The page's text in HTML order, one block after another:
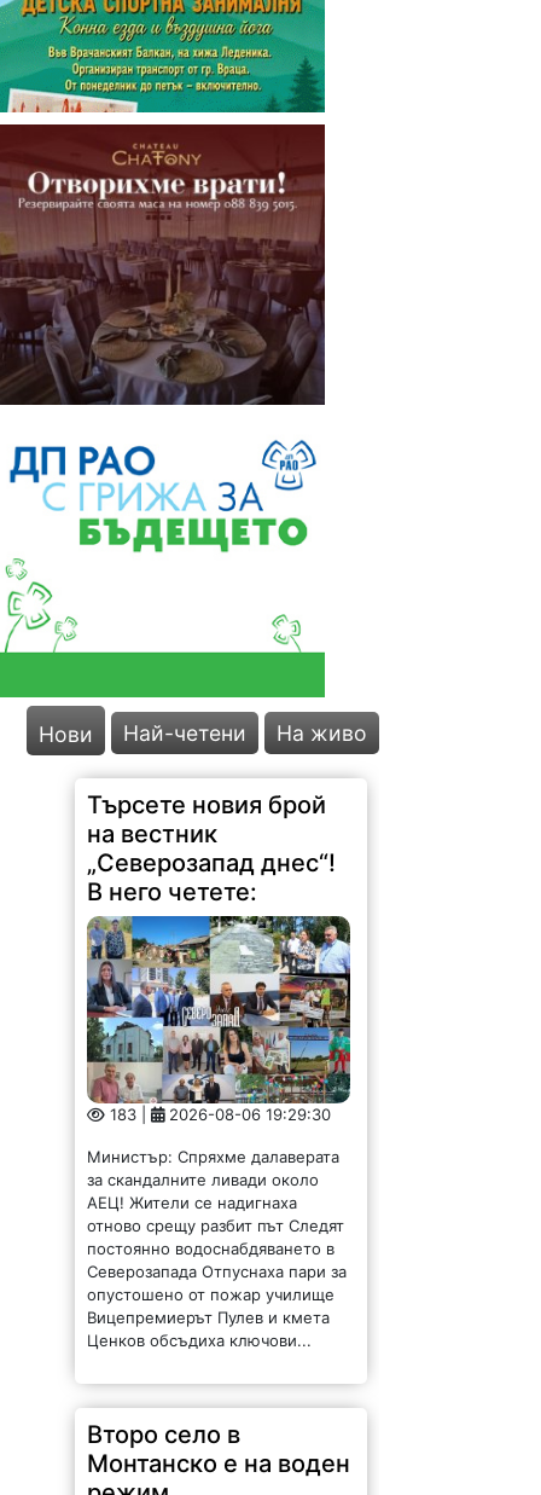
Нови Най-четени На живо
Търсете новия брой
183 | 2026-08-06 19:29:30
Министър: Спряхме далаверата
за скандалните ливади около
АЕЦ! Жители се надигнаха
отново срещу разбит път Следят
постоянно водоснабдяването в
Северозапада Отпуснаха пари за
опустошено от пожар училище
Вицепремиерът Пулев и кмета
Ценков обсъдиха ключови...
Второ село в
Монтанско е на воден
режим
284 | 2026-08-06 17:12:29